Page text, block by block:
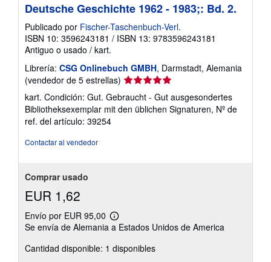
Deutsche Geschichte 1962 - 1983;: Bd. 2.
Publicado por Fischer-Taschenbuch-Verl.
ISBN 10: 3596243181 / ISBN 13: 9783596243181
Antiguo o usado / kart.
Librería: CSG Onlinebuch GMBH, Darmstadt, Alemania
(vendedor de 5 estrellas) Calificación
vendedor:
5
kart. Condición: Gut. Gebraucht - Gut ausgesondertes
Bibliotheksexemplar mit den üblichen Signaturen, Nº de
ref. del artículo: 39254
Contactar al vendedor
Comprar usado
EUR 1,62
Envío por EUR 95,00
Más
información
las
tarifas
Se envía de Alemania a Estados Unidos de America
Cantidad disponible: 1 disponibles